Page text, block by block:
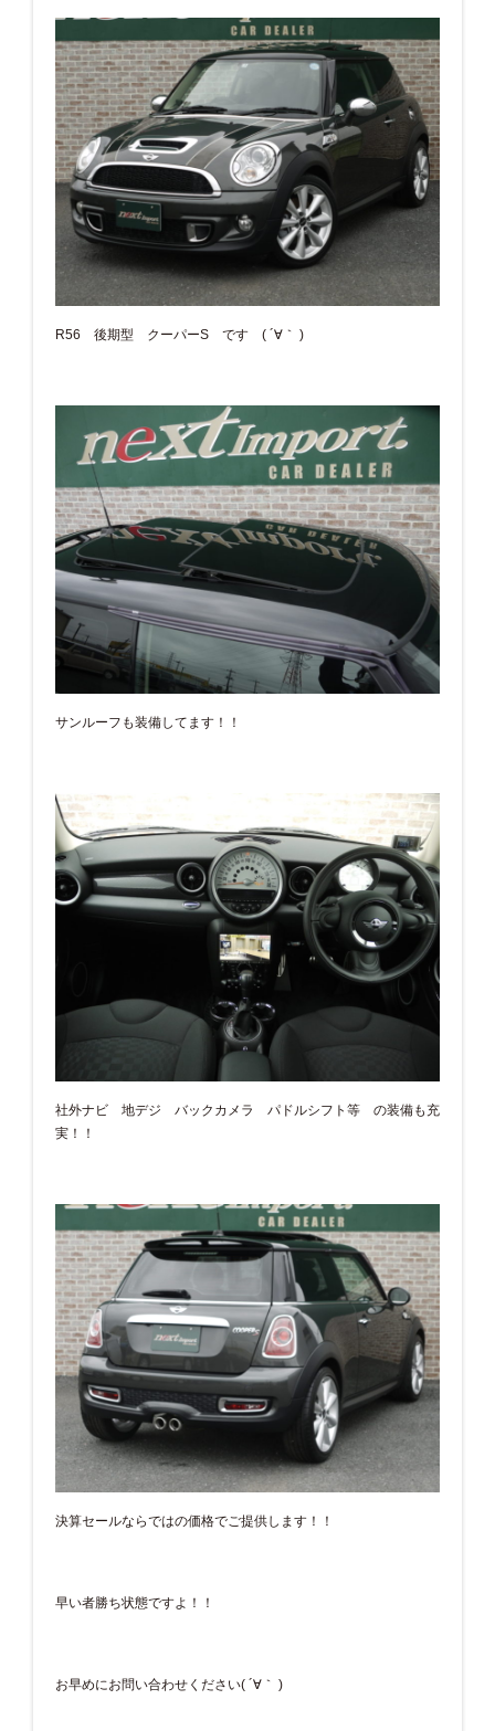
R56 後期型 クーパーS です ( ´∀｀ )
サンルーフも装備してます！！
社外ナビ 地デジ バックカメラ パドルシフト等 の装備も充
実！！
決算セールならではの価格でご提供します！！
早い者勝ち状態ですよ！！
お早めにお問い合わせください( ´∀｀ )